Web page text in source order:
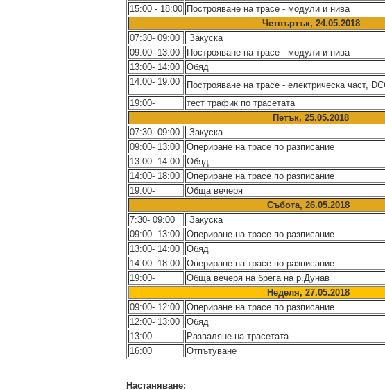
15:00 - 18:00 Построяване на трасе - модули и нива
Четвъртък, 24.05.2018
07:30- 09:00
Закуска
09:00- 13:00
Построяване на трасе - модули и нива
13:00- 14:00
Обяд
14:00- 19:00
Построяване на трасе - електрическа част,
19:00-
тест трафик по трасетата
Петък, 25.05.2018
07:30- 09:00
Закуска
09:00- 13:00
Опериране на трасе по разписание
13:00- 14:00
Обяд
14:00- 18:00
Опериране на трасе по разписание
19:00-
Обща вечеря
Събота, 26.05.2018
7:30- 09:00
Закуска
09:00- 13:00
Опериране на трасе по разписание
13:00- 14:00
Обяд
14:00- 18:00
Опериране на трасе по разписание
19:00-
Обща вечеря на брега на р.Дунав
Неделя, 27.05.2018
09:00- 12:00
Опериране на трасе по разписание
12:00- 13:00
Обяд
13:00-
Разваляне на трасетата
16:00
Отпътуване
Настаняване: